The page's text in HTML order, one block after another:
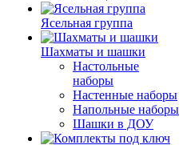
Ясельная группа
Шахматы и шашки
Настольные
наборы
Настенные наборы
Напольные наборы
Шашки в ДОУ